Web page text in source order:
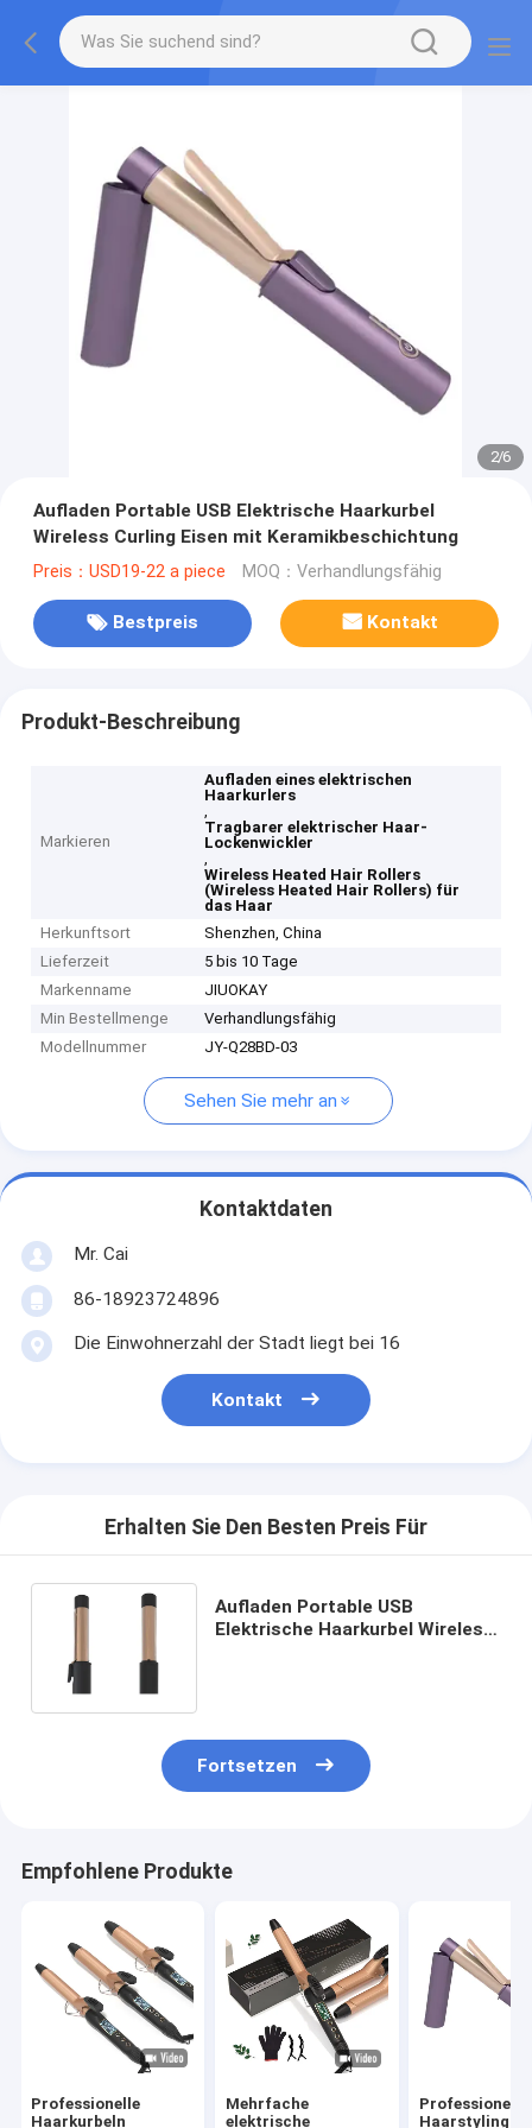
2/6
Aufladen Portable USB Elektrische Haarkurbel
Wireless Curling Eisen mit Keramikbeschichtung
Preis：USD19-22 a piece MOQ：Verhandlungsfähig
Bestpreis Kontakt
Produkt-Beschreibung
Markieren
Aufladen eines elektrischen
Haarkurlers
,
Tragbarer elektrischer Haar-
Lockenwickler
,
Wireless Heated Hair Rollers
(Wireless Heated Hair Rollers) für
das Haar
Herkunftsort
Shenzhen, China
Lieferzeit
5 bis 10 Tage
Markenname
JIUOKAY
Min Bestellmenge
Verhandlungsfähig
Modellnummer
JY-Q28BD-03
Sehen Sie mehr an
Kontaktdaten
Mr. Cai
86-18923724896
Die Einwohnerzahl der Stadt liegt bei 16
Kontakt
Erhalten Sie Den Besten Preis Für
Aufladen Portable USB
Elektrische Haarkurbel Wireless
Fortsetzen
Empfohlene Produkte
Professionelle
Haarkurbeln
Mehrfache
elektrische
Haarstyling-